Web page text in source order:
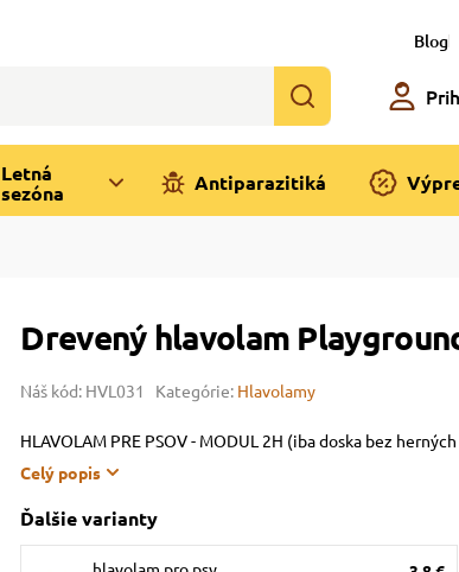
Blog
Letná
sezóna
Antiparazitiká
Drevený hlavolam
Náš kód: HVL031 Kategórie: Hlavolamy
HLAVOLAM PRE PSOV - MODUL 2H (iba doska bez
Celý popis
Ďalšie varianty